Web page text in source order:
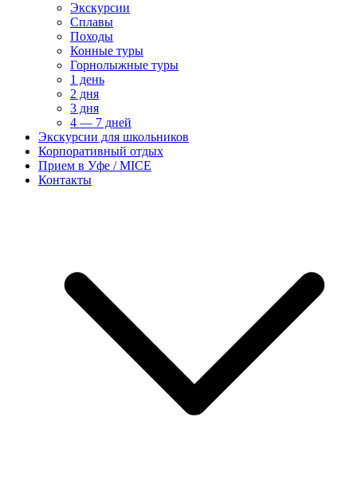
Экскурсии
Сплавы
Походы
Конные туры
Горнолыжные туры
1 день
2 дня
3 дня
4 — 7 дней
Экскурсии для школьников
Корпоративный отдых
Прием в Уфе / MICE
Контакты